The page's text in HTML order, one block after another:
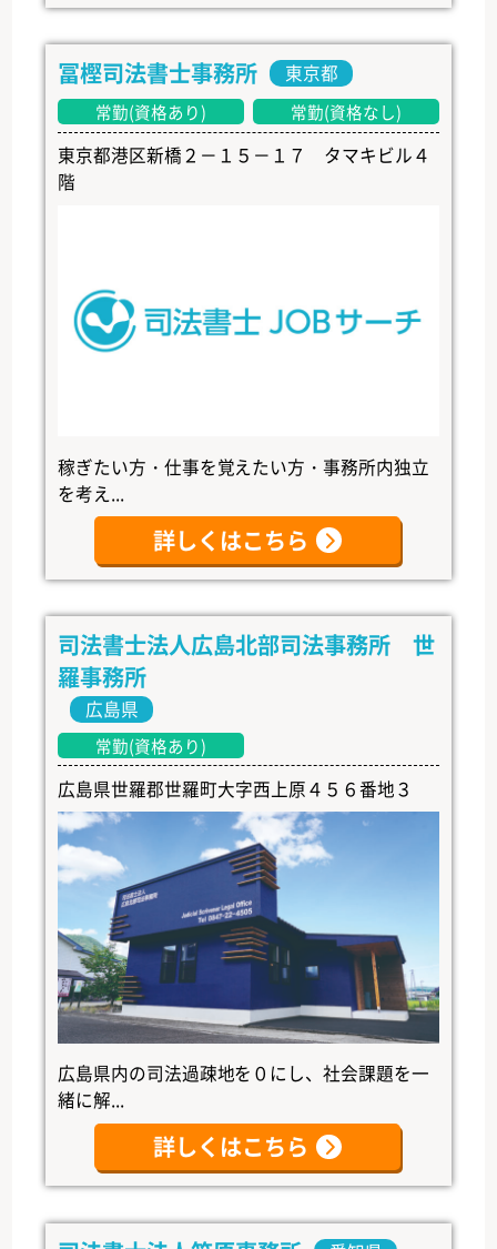
冨樫司法書士事務所 東京都
常勤(資格あり) 常勤(資格なし)
東京都港区新橋２－１５－１７ タマキビル４
階
稼ぎたい方・仕事を覚えたい方・事務所内独立
を考え...
詳しくはこちら
司法書士法人広島北部司法事務所 世
羅事務所
広島県
常勤(資格あり)
広島県世羅郡世羅町大字西上原４５６番地３
広島県内の司法過疎地を０にし、社会課題を一
緒に解...
詳しくはこちら